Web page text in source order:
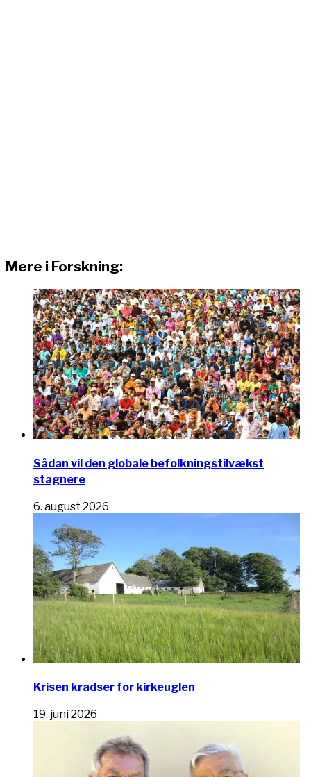
Mere i Forskning:
Sådan vil den globale befolkningstilvækst
stagnere
6. august 2026
Krisen kradser for kirkeuglen
19. juni 2026